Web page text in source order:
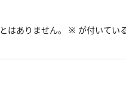
はありません。 ※ が付いてい